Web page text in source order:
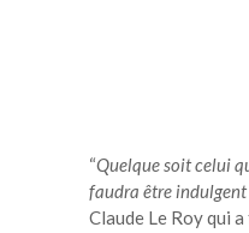
“Quelque soit celui
faudra être
Claude Le Roy qui